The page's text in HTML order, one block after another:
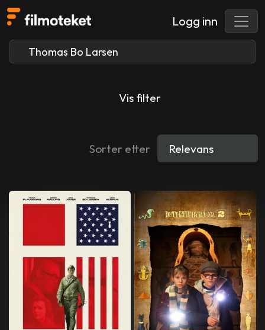
Logg inn
Vis filter
Sorter etter